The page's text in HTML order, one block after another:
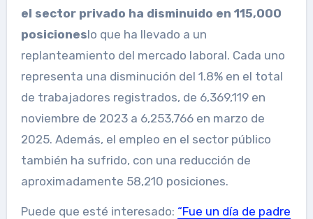
el sector privado ha disminuido en 115,000
posicioneslo que ha llevado a un
replanteamiento del mercado laboral. Cada uno
representa una disminución del 1.8% en el total
de trabajadores registrados, de 6,369,119 en
noviembre de 2023 a 6,253,766 en marzo de
2025. Además, el empleo en el sector público
también ha sufrido, con una reducción de
aproximadamente 58,210 posiciones.
Puede que esté interesado: “Fue un día de padre